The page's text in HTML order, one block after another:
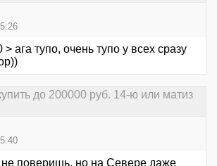
ага тупо, очень тупо у всех сразу
до 200000 руб. 14-ю или матиз
не поверишь, но на Севере даже